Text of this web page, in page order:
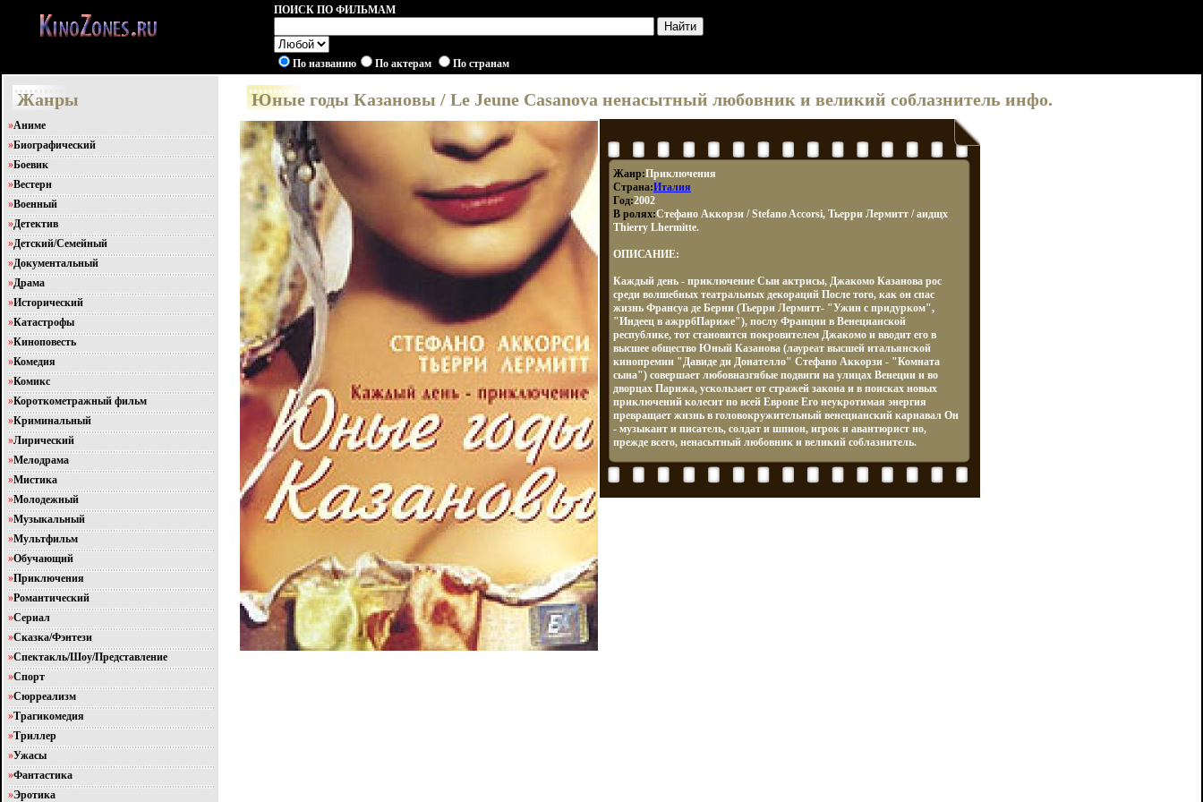
ПОИСК ПО ФИЛЬМАМ
По названию По актерам По странам
Жанры
»Аниме
»Биографический
»Боевик
»Вестерн
»Военный
»Детектив
»Детский/Семейный
»Документальный
»Драма
»Исторический
»Катастрофы
»Киноповесть
»Комедия
»Комикс
»Короткометражный фильм
»Криминальный
»Лирический
»Мелодрама
»Мистика
»Молодежный
»Музыкальный
»Мультфильм
»Обучающий
»Приключения
»Романтический
»Сериал
»Сказка/Фэнтези
»Спектакль/Шоу/Представление
»Спорт
»Сюрреализм
»Трагикомедия
»Триллер
»Ужасы
»Фантастика
»Эротика
Юные годы Казановы / Le Jeune Casanova ненасытный любовник и великий соблазнитель инфо.
Жанр:Приключения
Страна:Италия
Год:2002
В ролях:Стефано Аккорзи / Stefano Accorsi, Тьерри Лермитт / аидщх
Thierry Lhermitte.
ОПИСАНИЕ:
Каждый день - приключение Сын актрисы, Джакомо Казанова рос
среди волшебных театральных декораций После того, как он спас
жизнь Франсуа де Берни (Тьерри Лермитт- "Ужин с придурком",
"Индеец в ажррбПариже"), послу Франции в Венецианской
республике, тот становится покровителем Джакомо и вводит его в
высшее общество Юный Казанова (лауреат высшей итальянской
кинопремии "Давиде ди Донателло" Стефано Aккорзи - "Комната
сына") совершает любовназгябые подвиги на улицах Венеции и во
дворцах Парижа, ускользает от стражей закона и в поисках новых
приключений колесит по всей Европе Его неукротимая энергия
превращает жизнь в головокружительный венецианский карнавал Он
- музыкант и писатель, солдат и шпион, игрок и авантюрист но,
прежде всего, ненасытный любовник и великий соблазнитель.